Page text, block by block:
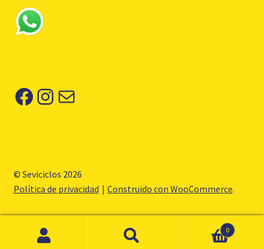
Facebook
Instagram
Correo electrónico
© Seviciclos 2026
Política de privacidad
Construido con WooCommerce.
0